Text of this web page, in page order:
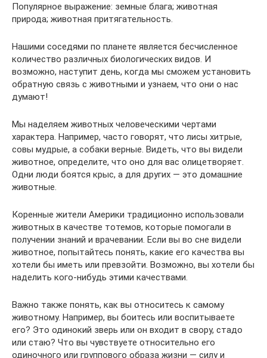
Популярное выражение: земные блага; животная
природа; животная притягательность.
Нашими соседями по планете является бесчисленное
количество различных биологических видов. И
возможно, наступит день, когда мы сможем установить
обратную связь с животными и узнаем, что они о нас
думают!
Мы наделяем животных человеческими чертами
характера. Например, часто говорят, что лисы хитрые,
совы мудрые, а собаки верные. Видеть, что вы видели
животное, определите, что оно для вас олицетворяет.
Одни люди боятся крыс, а для других — это домашние
животные.
Коренные жители Америки традиционно использовали
животных в качестве тотемов, которые помогали в
получении знаний и врачевании. Если вы во сне видели
животное, попытайтесь понять, какие его качества вы
хотели бы иметь или превзойти. Возможно, вы хотели бы
наделить кого-нибудь этими качествами.
Важно также понять, как вы относитесь к самому
животному. Например, вы боитесь или воспитываете
его? Это одинокий зверь или он входит в свору, стадо
или стаю? Что вы чувствуете относительно его
одиночного или группового образа жизни — силу и